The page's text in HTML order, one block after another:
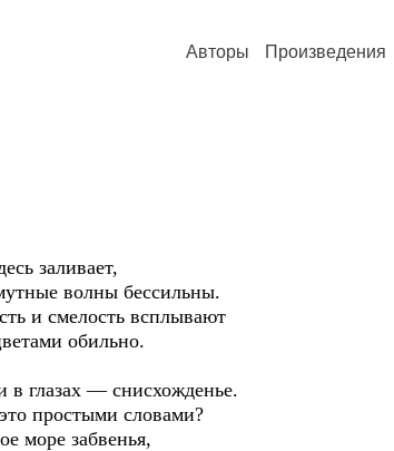
Авторы Произведения
заливает,
волны бессильны.
и смелость всплывают
обильно.
в глазах — снисхожденье.
простыми словами?
море забвенья,